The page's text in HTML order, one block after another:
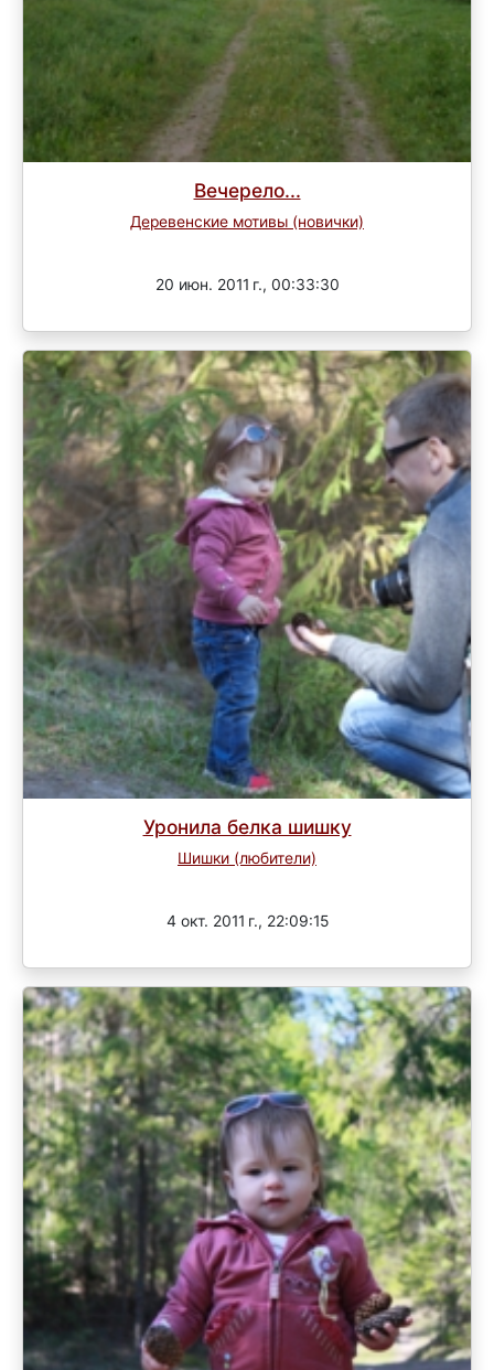
Вечерело...
Деревенские мотивы (новички)
20 июн. 2011 г., 00:33:30
Уронила белка шишку
Шишки (любители)
4 окт. 2011 г., 22:09:15